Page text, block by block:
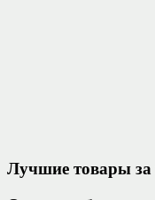
Лучшие товары за